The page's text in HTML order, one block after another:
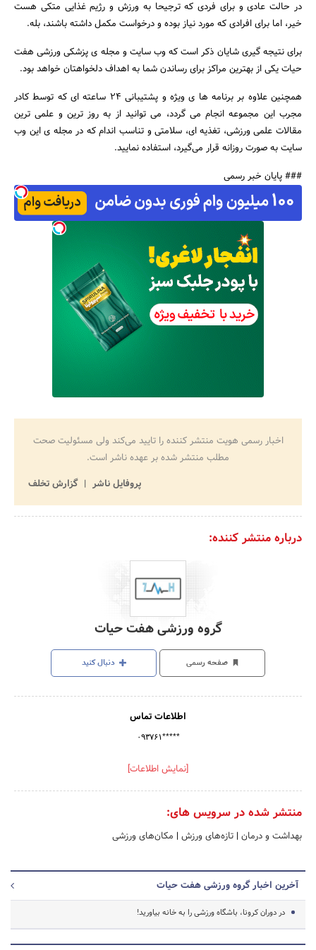
در حالت عادی و برای فردی که ترجیحا به ورزش و رژیم غذایی متکی هست
خیر، اما برای افرادی که مورد نیاز بوده و درخواست مکمل داشته باشند، بله.
برای نتیجه گیری شایان ذکر است که وب سایت و مجله ی پزشکی ورزشی هفت
حیات یکی از بهترین مراکز برای رساندن شما به اهداف دلخواهتان خواهد بود.
همچنین علاوه بر برنامه ها ی ویژه و پشتیبانی 24 ساعته ای که توسط کادر
مجرب این مجموعه انجام می گردد، می توانید از به روز ترین و علمی ترین
مقالات علمی ورزشی، تغذیه ای، سلامتی و تناسب اندام که در مجله ی این وب
سایت به صورت روزانه قرار می‌گیرد، استفاده نمایید.
### پایان خبر رسمی
اخبار رسمی هویت منتشر کننده را تایید می‌کند ولی مسئولیت صحت
مطلب منتشر شده بر عهده ناشر است.
پروفایل ناشر
گزارش تخلف
درباره منتشر کننده:
گروه ورزشی هفت حیات
صفحه رسمی دنبال کنید
اطلاعات تماس
۰۹۳۷۶۱*****
[نمایش اطلاعات]
منتشر شده در سرویس های:
بهداشت و درمان | تازه‌های ورزش | مکان‌های ورزشی
آخرین اخبار گروه ورزشی هفت حیات
در دوران کرونا، باشگاه ورزشی را به خانه بیاورید!